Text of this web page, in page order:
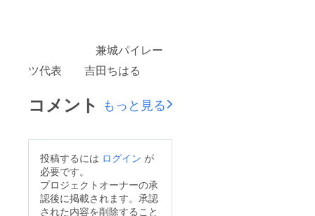
兼城パイレー
ツ代表 吉田ちはる
コメント もっと見る
投稿するには ログイン が
必要です。
プロジェクトオーナーの承
認後に掲載されます。承認
された内容を削除すること